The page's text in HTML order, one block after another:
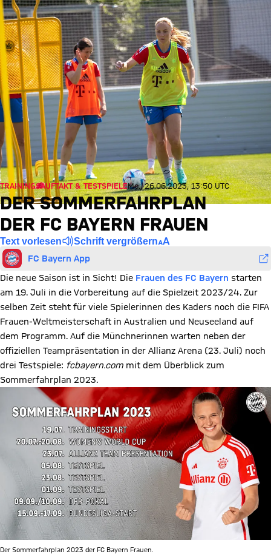
TRAININGSAUFTAKT & TESTSPIELEMo., 26.06.2023, 13:50 UTC
DER SOMMERFAHRPLAN
DER FC BAYERN FRAUEN
Text vorlesen Schrift vergrößern
FC Bayern App
Die neue Saison ist in Sicht! Die Frauen des FC Bayern starten
am 19. Juli in die Vorbereitung auf die Spielzeit 2023/24. Zur
selben Zeit steht für viele Spielerinnen des Kaders noch die FIFA
Frauen-Weltmeisterschaft in Australien und Neuseeland auf
dem Programm. Auf die Münchnerinnen warten neben der
offiziellen Teampräsentation in der Allianz Arena (23. Juli) noch
drei Testspiele: fcbayern.com mit dem Überblick zum
Sommerfahrplan 2023.
Der Sommerfahrplan 2023 der FC Bayern Frauen.